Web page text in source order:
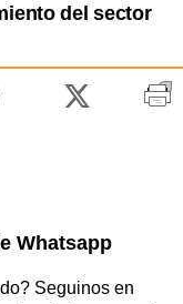
del sector
Whatsapp
Seguinos en